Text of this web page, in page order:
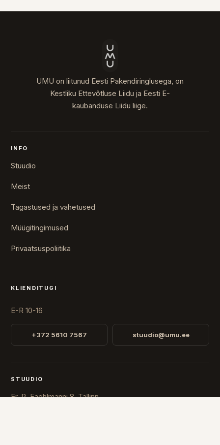
UMU on liitunud Eesti Pakendiringlusega, on
Kestliku Ettevõtluse Liidu ja Eesti E-
kaubanduse Liidu liige.
INFO
Stuudio
Meist
Tagastused ja vahetused
Müügitingimused
Privaatsuspoliitika
KLIENDITUGI
E-R 10-16
+372 5610 7567 stuudio@umu.ee
STUUDIO
Fr. R. Faehlmanni 8, Tallinn